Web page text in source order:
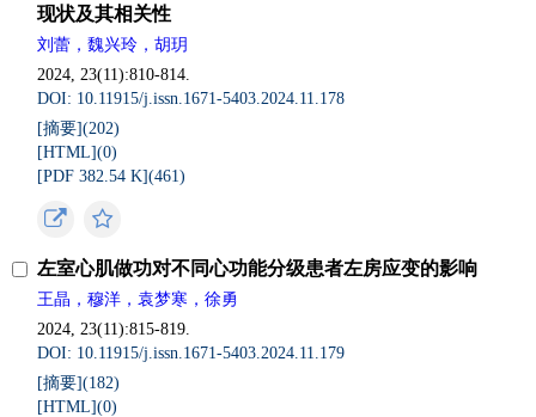
现状及其相关性
刘蕾，魏兴玲，胡玥
2024, 23(11):810-814.
DOI: 10.11915/j.issn.1671-5403.2024.11.178
[摘要](202)
[HTML](0)
[PDF 382.54 K](461)
左室心肌做功对不同心功能分级患者左房应变的影响
王晶，穆洋，袁梦寒，徐勇
2024, 23(11):815-819.
DOI: 10.11915/j.issn.1671-5403.2024.11.179
[摘要](182)
[HTML](0)